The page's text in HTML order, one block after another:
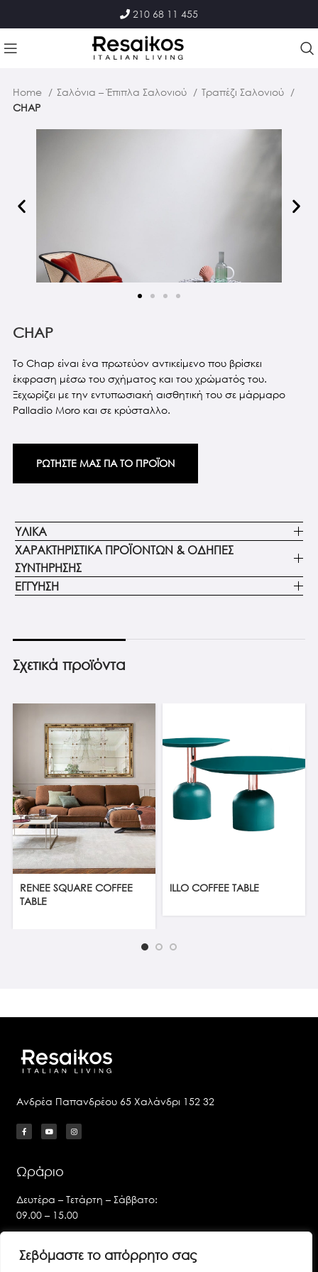
Σεβόμαστε το απόρρητο σας
210 68 11 455
Home Σαλόνια – Έπιπλα Σαλονιού
Τραπέζι Σαλονιού
CHAP
CHAP
Το Chap είναι ένα πρωτεύον αντικείμενο που βρίσκει
έκφραση μέσω του σχήματος και του χρώματός του.
Ξεχωρίζει με την εντυπωσιακή αισθητική του σε μάρμαρο
Palladio Moro και σε κρύσταλλο.
ΡΩΤΗΣΤΕ ΜΑΣ ΓΙΑ ΤΟ ΠΡΟΪΟΝ
ΥΛΙΚΑ
ΧΑΡΑΚΤΗΡΙΣΤΙΚΑ ΠΡΟΪΟΝΤΩΝ & ΟΔΗΓΙΕΣ
ΣΥΝΤΗΡΗΣΗΣ
ΕΓΓΥΗΣΗ
Σχετικά προϊόντα
RENEE SQUARE COFFEE
TABLE
ILLO COFFEE TABLE
Ανδρέα Παπανδρέου 65 Χαλάνδρι 152 32
Ωράριο
Δευτέρα – Τετάρτη – Σάββατο:
09.00 – 15.00
09.00 – 14.00 & 17.00 – 21.00